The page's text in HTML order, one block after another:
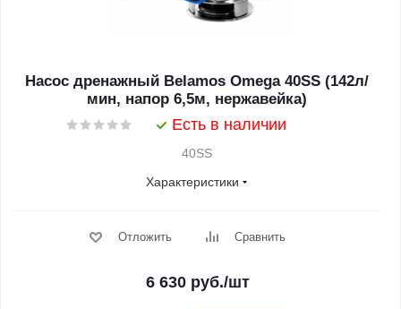
Насос дренажный Belamos Omega 40SS (142л/
мин, напор 6,5м, нержавейка)
Есть в наличии
40SS
Характеристики
Отложить Сравнить
6 630руб./шт